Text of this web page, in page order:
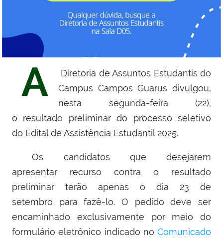
A
Diretoria de Assuntos Estudantis do
Campus Campos Guarus divulgou,
nesta segunda-feira (22),
o resultado preliminar do processo seletivo
do Edital de Assistência Estudantil 2025.
Os candidatos que desejarem
apresentar recurso contra o resultado
preliminar terão apenas o dia 23 de
setembro para fazê-lo. O pedido deve ser
encaminhado exclusivamente por meio do
formulário eletrônico indicado no Comunicado